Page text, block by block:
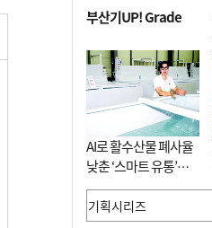
부산기UP! Grade
AI로 활수산물 폐사율
낮춘 ‘스마트 유통’…
사막·산악지대 수출
도전